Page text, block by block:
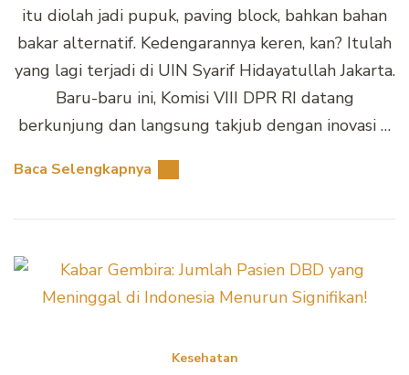
itu diolah jadi pupuk, paving block, bahkan bahan
bakar alternatif. Kedengarannya keren, kan? Itulah
yang lagi terjadi di UIN Syarif Hidayatullah Jakarta.
Baru-baru ini, Komisi VIII DPR RI datang
berkunjung dan langsung takjub dengan inovasi …
Baca Selengkapnya
Kesehatan